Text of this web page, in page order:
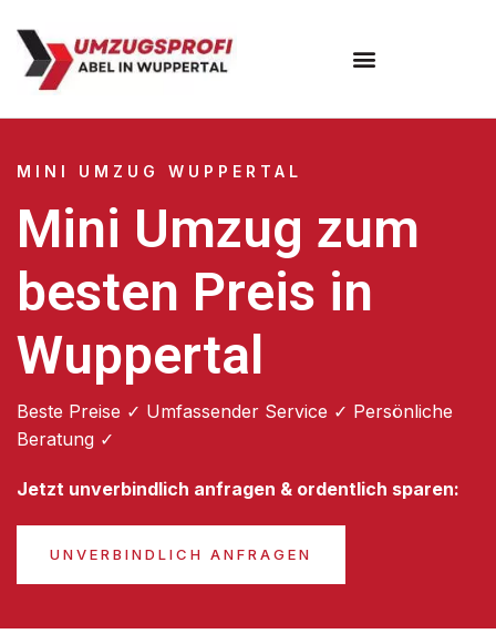
MINI UMZUG WUPPERTAL
Mini Umzug zum
besten Preis in
Wuppertal
Beste Preise ✓ Umfassender Service ✓ Persönliche
Beratung ✓
Jetzt unverbindlich anfragen & ordentlich sparen:
UNVERBINDLICH ANFRAGEN